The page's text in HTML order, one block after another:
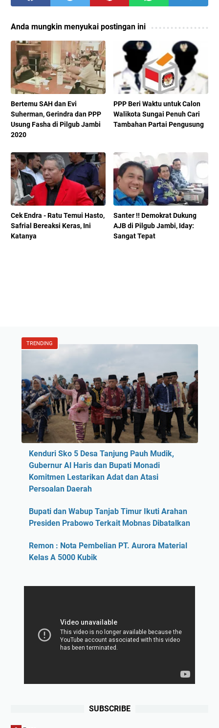
Anda mungkin menyukai postingan ini
Bertemu SAH dan Evi
Suherman, Gerindra dan PPP
Usung Fasha di Pilgub Jambi
2020
PPP Beri Waktu untuk Calon
Walikota Sungai Penuh Cari
Tambahan Partai Pengusung
Cek Endra - Ratu Temui Hasto,
Safrial Bereaksi Keras, Ini
Katanya
Santer !! Demokrat Dukung
AJB di Pilgub Jambi, Iday:
Sangat Tepat
TRENDING
Kenduri Sko 5 Desa Tanjung Pauh Mudik,
Gubernur Al Haris dan Bupati Monadi
Komitmen Lestarikan Adat dan Atasi
Persoalan Daerah
Bupati dan Wabup Tanjab Timur Ikuti Arahan
Presiden Prabowo Terkait Mobnas Dibatalkan
Remon : Nota Pembelian PT. Aurora Material
Kelas A 5000 Kubik
SUBSCRIBE